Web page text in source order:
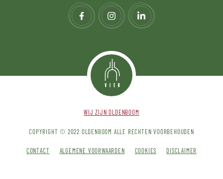
WIJ ZIJN OLDENBOOM
COPYRIGHT © 2022 OLDENBOOM ALLE RECHTEN VOORBEHOUDEN
CONTACT ALGEMENE VOORWAARDEN COOKIES DISCLAIMER